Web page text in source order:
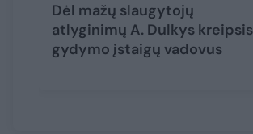
Dėl mažų slaugytojų
atlyginimų A. Dulkys
gydymo įstaigų vadovus